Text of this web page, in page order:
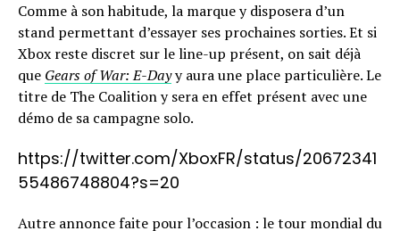
Comme à son habitude, la marque y disposera d’un
stand permettant d’essayer ses prochaines sorties. Et si
Xbox reste discret sur le line-up présent, on sait déjà
que Gears of War: E-Dayy aura une place particulière. Le
titre de The Coalition y sera en effet présent avec une
démo de sa campagne solo.
https://twitter.com/XboxFR/status/20672341
55486748804?s=20
Autre annonce faite pour l’occasion : le tour mondial du